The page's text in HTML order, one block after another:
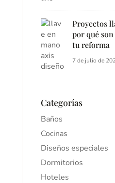
Proyectos
por qué
tu reforma
7 de julio de
Categorías
Baños
Cocinas
Diseños especiales
Dormitorios
Hoteles